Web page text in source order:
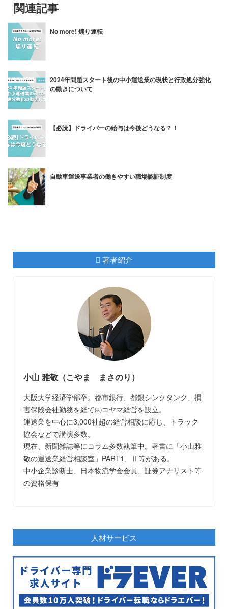
関連記事
No more! 煽り運転
2024年問題スタート後の中小運送業の現状と行政処分強化
の動きについて
【必読】ドライバーの給与は今後どうなる？！
自動車運送事業者の働きやすい職場認証制度
著者紹介
小山 雅敬（こやま まさのり）
大阪大学経済学部卒。都市銀行、都銀シンクタンク、損
害保険会社勤務を経て㈱コヤマ経営を設立。
運送業を中心に3,000社超の経営相談に応じ、トラック
協会などで講演多数。
現在、新聞雑誌等にコラム多数執筆中。著書に「小山雅
敬の運送業経営相談室」PART1、Ⅱ等がある。
中小企業診断士、日本物流学会会員、証券アナリスト等
の資格保有
人材サービス